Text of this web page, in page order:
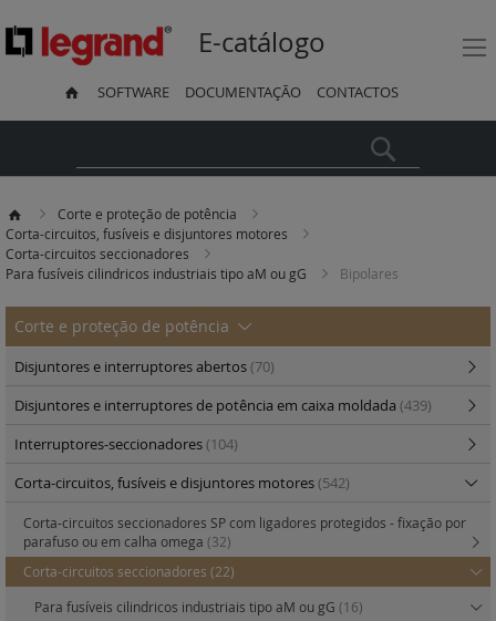
E-catálogo
SOFTWARE DOCUMENTAÇÃO CONTACTOS
Corte e proteção de potência
Corta-circuitos, fusíveis e disjuntores motores
Corta-circuitos seccionadores
Para fusíveis cilindricos industriais tipo aM ou gG
Bipolares
Corte e proteção de potência
Disjuntores e interruptores abertos(70)
Disjuntores e interruptores de potência em caixa moldada (439)
Interruptores-seccionadores(104)
Corta-circuitos, fusíveis e disjuntores motores(542)
Corta-circuitos seccionadores SP com ligadores protegidos - fixação por
parafuso ou em calha omega (32)
Corta-circuitos seccionadores (22)
Para fusíveis cilindricos industriais tipo aM ou gG (16)